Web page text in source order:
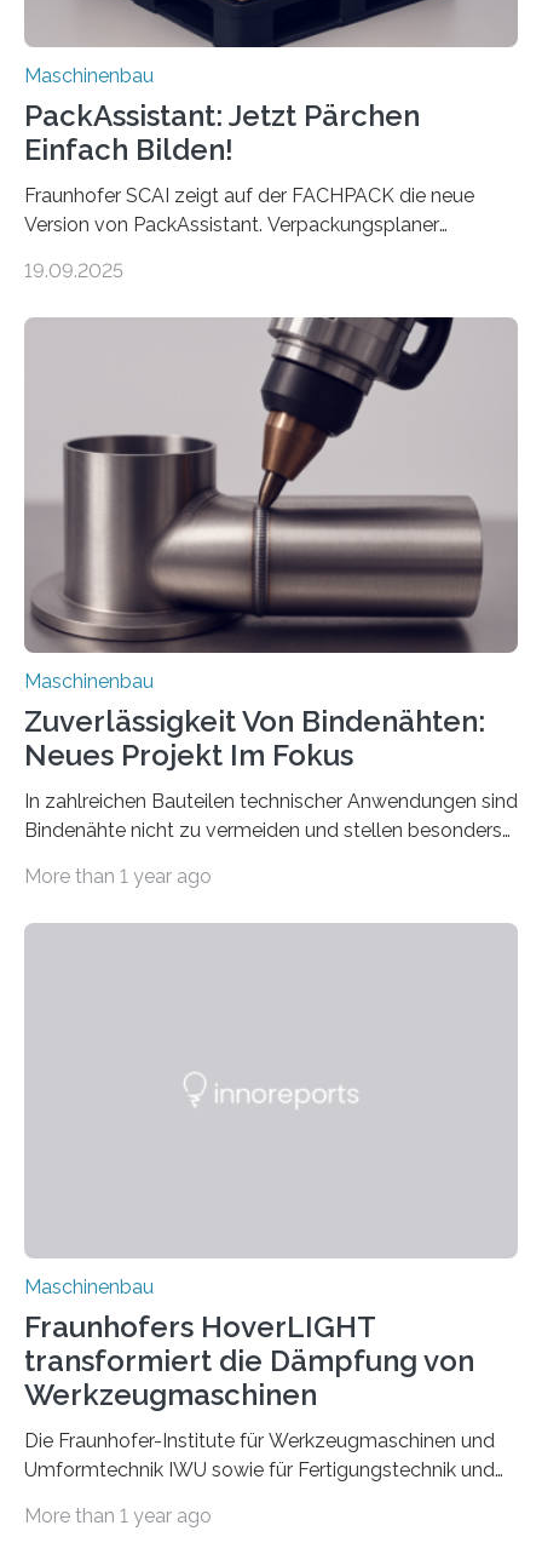
Maschinenbau
PackAssistant: Jetzt Pärchen
Einfach Bilden!
Fraunhofer SCAI zeigt auf der FACHPACK die neue
Version von PackAssistant. Verpackungsplaner
Automobil, Maschinenbau und in der Zulieferindustrie.
Teile als eine Einheit verpacken. Die Anordnung kann
der Benutzer vorgeben und erhält so mehr Kontrolle
über die Positionierung der Bauteile. Die ebenfalls neue
Automatisierungsschnittstelle dient dazu, die Software
besser in spezifische Unternehmensprozesse
einzubinden. Sankt Augustin – Zur Messe FACHPACK
vom 23. bis 25. September in Nürnberg…
19.09.2025
Maschinenbau
Zuverlässigkeit Von Bindenähten:
Neues Projekt Im Fokus
In zahlreichen Bauteilen technischer Anwendungen sind
Bindenähte nicht zu vermeiden und stellen besonders
Matrixmaterials eine große Herausforderung dar.
Durch den verstärkten Einsatz von Rezyklaten
More than 1 year ago
Maschinenbau
Fraunhofers HoverLIGHT
transformiert die Dämpfung von
Werkzeugmaschinen
Die Fraunhofer-Institute für Werkzeugmaschinen und
Umformtechnik IWU sowie für Fertigungstechnik und
Durchbruch in der Materialforschung erzielt: Der
More than 1 year ago